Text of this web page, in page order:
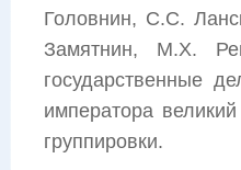
Головнин, С.С.
Замятнин, М.Х.
государственные
императора
группировки.